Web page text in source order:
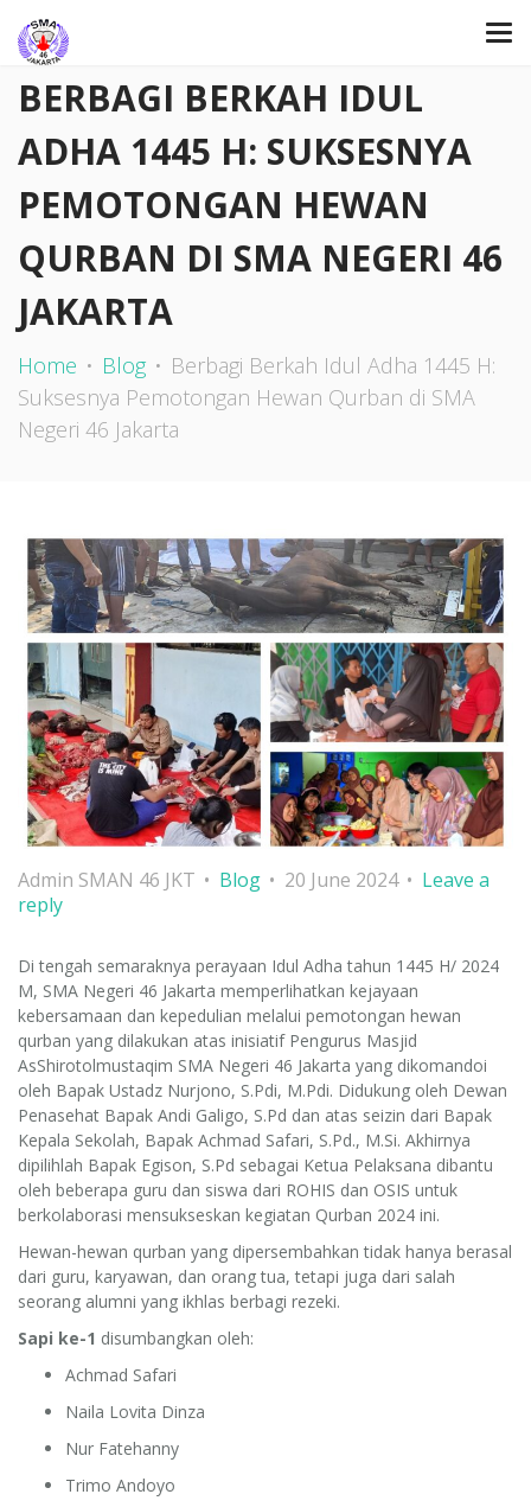
BERBAGI BERKAH IDUL
ADHA 1445 H: SUKSESNYA
PEMOTONGAN HEWAN
QURBAN DI SMA NEGERI 46
JAKARTA
Home Blog
Berbagi Berkah Idul Adha 1445 H:
Suksesnya Pemotongan Hewan Qurban di SMA
Negeri 46 Jakarta
Admin SMAN 46 JKT Blog 20 June 2024
Leave a
reply
Di tengah semaraknya perayaan Idul Adha tahun 1445 H/ 2024
M, SMA Negeri 46 Jakarta memperlihatkan kejayaan
kebersamaan dan kepedulian melalui pemotongan hewan
qurban yang dilakukan atas inisiatif Pengurus Masjid
AsShirotolmustaqim SMA Negeri 46 Jakarta yang dikomandoi
oleh Bapak Ustadz Nurjono, S.Pdi, M.Pdi. Didukung oleh Dewan
Penasehat Bapak Andi Galigo, S.Pd dan atas seizin dari Bapak
Kepala Sekolah, Bapak Achmad Safari, S.Pd., M.Si. Akhirnya
dipilihlah Bapak Egison, S.Pd sebagai Ketua Pelaksana dibantu
oleh beberapa guru dan siswa dari ROHIS dan OSIS untuk
berkolaborasi mensukseskan kegiatan Qurban 2024 ini.
Hewan-hewan qurban yang dipersembahkan tidak hanya berasal
dari guru, karyawan, dan orang tua, tetapi juga dari salah
seorang alumni yang ikhlas berbagi rezeki.
Sapi ke-1 disumbangkan oleh:
Achmad Safari
Naila Lovita Dinza
Nur Fatehanny
Trimo Andoyo